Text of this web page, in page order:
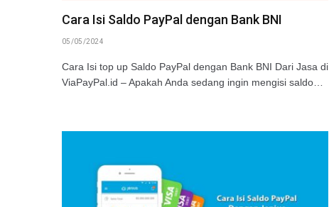
Cara Isi Saldo PayPal dengan Bank BNI
05/05/2024
Cara Isi top up Saldo PayPal dengan Bank BNI Dari Jasa di
ViaPayPal.id – Apakah Anda sedang ingin mengisi saldo…